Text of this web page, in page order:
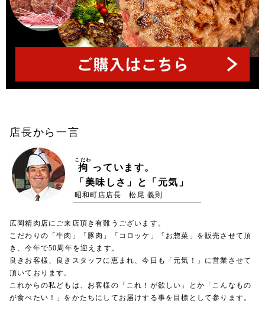
店長から一言
拘
こだわ
っています。
「美味しさ」と「元気」
昭和町店店長 松尾 義則
広岡精肉店にご来店頂き有難うございます。
こだわりの「牛肉」「豚肉」「コロッケ」「お惣菜」を販売させて頂
き、今年で50周年を迎えます。
良きお客様、良きスタッフに恵まれ、今日も「元気！」に営業させて
頂いております。
これからの私どもは、お客様の「これ！が欲しい」とか「こんなもの
が食べたい！」をかたちにしてお届けする事を目標として参ります。